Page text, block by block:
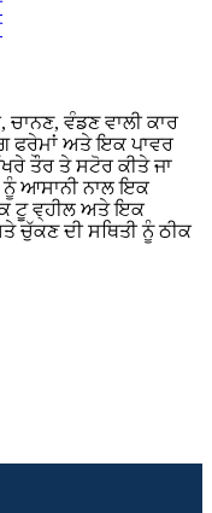
ਚਾਨਣ, ਵੰਡਣ ਵਾਲੀ ਕਾਰ
ਫਰੇਮਾਂ ਅਤੇ ਇਕ ਪਾਵਰ
ਤੌਰ ਤੇ ਸਟੋਰ ਕੀਤੇ ਜਾ
ਨੂੰ ਆਸਾਨੀ ਨਾਲ ਇਕ
ਟੂ ਵ੍ਹੀਲ ਅਤੇ ਇਕ
ਚੁੱਕਣ ਦੀ ਸਥਿਤੀ ਨੂੰ ਠੀਕ